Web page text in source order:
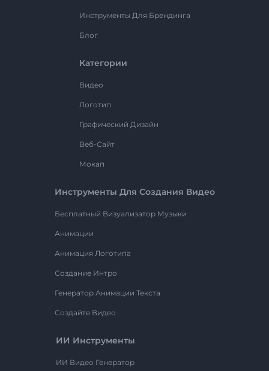
Инструменты Для Брендинга
Блог
Категории
Видео
Логотип
Графический Дизайн
Веб-Сайт
Мокап
Инструменты Для Создания Видео
Бесплатный Визуализатор Музыки
Анимации
Анимация Логотипа
Создание Интро
Генератор Анимации Текста
Создайте Видео
ИИ Инструменты
ИИ Видео Генератор